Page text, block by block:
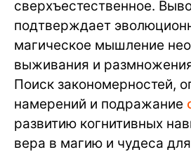
сверхъестественное.
подтверждает
магическое мышление
выживания и
Поиск закономерностей,
намерений и подражание
развитию когнитивных
вера в магию и чудеса